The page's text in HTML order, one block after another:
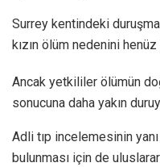
Surrey kentindeki
kızın ölüm nedenini
Ancak yetkililer ölümün
sonucuna daha yakın
Adli tıp incelemesinin
bulunması için de